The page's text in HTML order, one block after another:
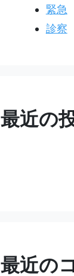
緊急
診察
最近の
最近の